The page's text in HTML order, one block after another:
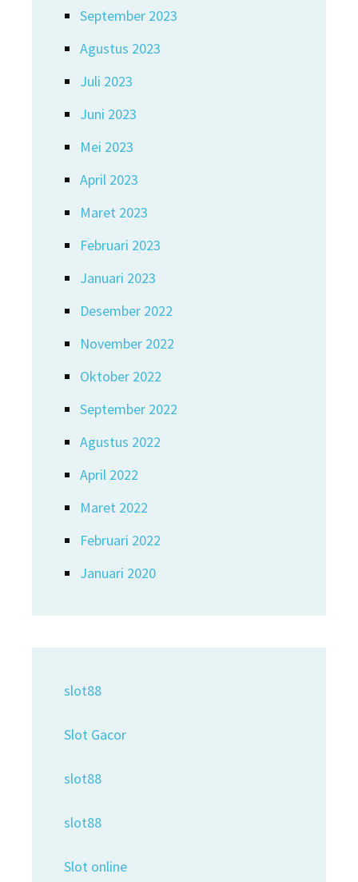
September 2023
Agustus 2023
Juli 2023
Juni 2023
Mei 2023
April 2023
Maret 2023
Februari 2023
Januari 2023
Desember 2022
November 2022
Oktober 2022
September 2022
Agustus 2022
April 2022
Maret 2022
Februari 2022
Januari 2020
slot88
Slot Gacor
slot88
slot88
Slot online